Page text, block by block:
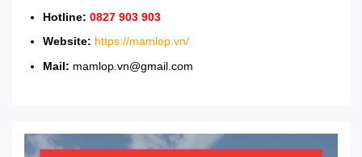
Hotline: 0827 903 903
Website: https://mamlop.vn/
Mail: mamlop.vn@gmail.com